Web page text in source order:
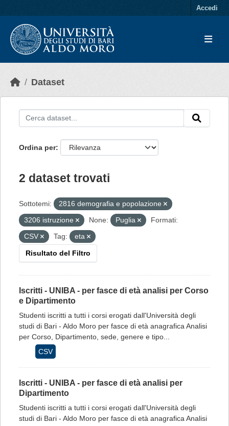
Accedi
Dataset
Ordina per
2 dataset trovati
Sottotemi:
2816 demografia e popolazione
3206 istruzione
None: Puglia
Formati:
CSV
Tag: eta
Risultato del Filtro
Iscritti - UNIBA - per fasce di età analisi per Corso
e Dipartimento
Studenti iscritti a tutti i corsi erogati dall'Università degli
studi di Bari - Aldo Moro per fasce di età anagrafica Analisi
per Corso, Dipartimento, sede, genere e tipo...
CSV
Iscritti - UNIBA - per fasce di età analisi per
Dipartimento
Studenti iscritti a tutti i corsi erogati dall'Università degli
studi di Bari - Aldo Moro per fasce di età anagrafica Analisi